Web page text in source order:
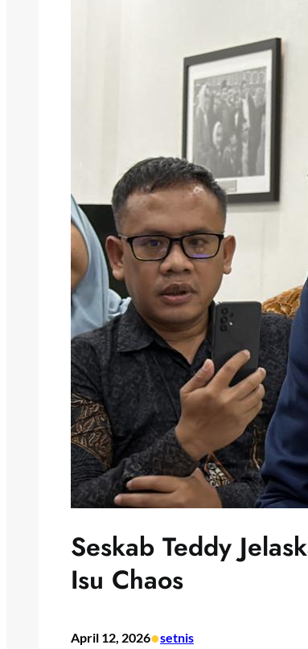
Seskab Teddy
Isu Chaos
April 12, 2026•setnis